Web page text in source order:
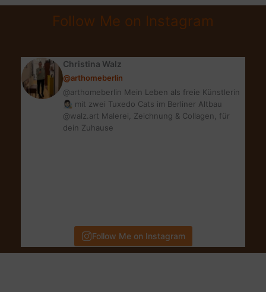
VON
Follow Me on Instagram
Christina Walz
@arthomeberlin
@arthomeberlin Mein Leben als freie Künstlerin
👩🏻‍🎨 mit zwei Tuxedo Cats im Berliner Altbau
@walz.art Malerei, Zeichnung & Collagen, für
dein Zuhause
Follow Me on Instagram